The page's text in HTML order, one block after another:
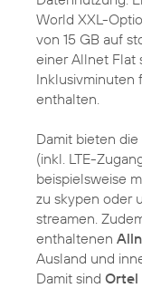
World XXL-
von 15 GB auf
einer Allnet Flat
Inklusivminuten
enthalten.
Damit bieten
(inkl. LTE-
beispielsweise
zu skypen oder
streamen.
enthaltenen
Ausland und
Damit sind Ortel